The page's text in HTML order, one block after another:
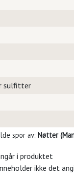
sulfitter
spor av: Nøtter
i produktet
ikke det